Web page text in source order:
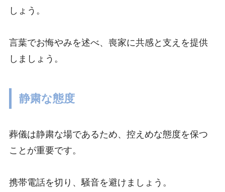
しょう。
言葉でお悔やみを述べ、喪家に共感と支えを提供
しましょう。
静粛な態度
葬儀は静粛な場であるため、控えめな態度を保つ
ことが重要です。
携帯電話を切り、騒音を避けましょう。